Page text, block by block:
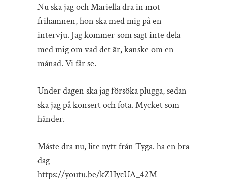
Nu ska jag och Mariella dra in mot
frihamnen, hon ska med mig på en
intervju. Jag kommer som sagt inte dela
med mig om vad det är, kanske om en
månad. Vi får se.
Under dagen ska jag försöka plugga, sedan
ska jag på konsert och fota. Mycket som
händer.
Måste dra nu, lite nytt från Tyga. ha en bra
dag
https://youtu.be/kZHycUA_42M